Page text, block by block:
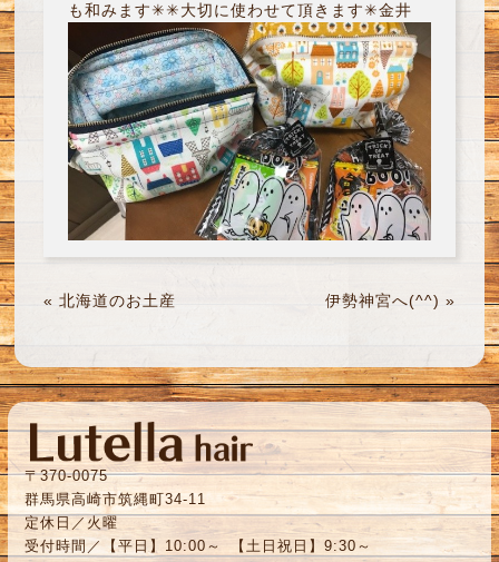
も和みます✳︎✳︎大切に使わせて頂きます✳︎金井
« 北海道のお土産 伊勢神宮へ(^^) »
〒370-0075
群馬県高崎市筑縄町34-11
定休日／火曜
受付時間／【平日】10:00～ 【土日祝日】9:30～